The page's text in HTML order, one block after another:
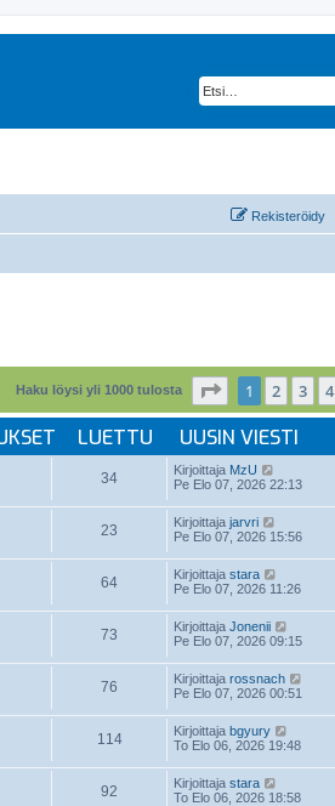
Rekisteröidy
Haku löysi yli 1000 tulosta Sivu 20
1 2 3 4
LUETTU UUSIN VIESTI
34 Kirjoittaja MzU
Pe Elo 07, 2026 22:13
23 Kirjoittaja jarvri
Pe Elo 07, 2026 15:56
64 Kirjoittaja stara
Pe Elo 07, 2026 11:26
73 Kirjoittaja Jonenii
Pe Elo 07, 2026 09:15
76 Kirjoittaja rossnach
Pe Elo 07, 2026 00:51
114 Kirjoittaja bgyury
To Elo 06, 2026 19:48
92 Kirjoittaja stara
To Elo 06, 2026 18:58